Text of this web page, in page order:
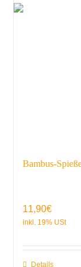
Bambus-
11,90€
Details